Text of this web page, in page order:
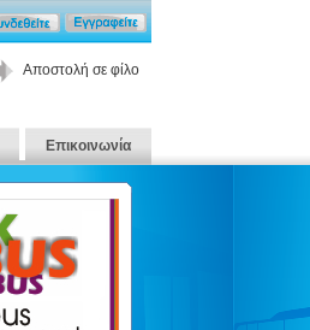
Αποστολή σε φίλο
Επικοινωνία